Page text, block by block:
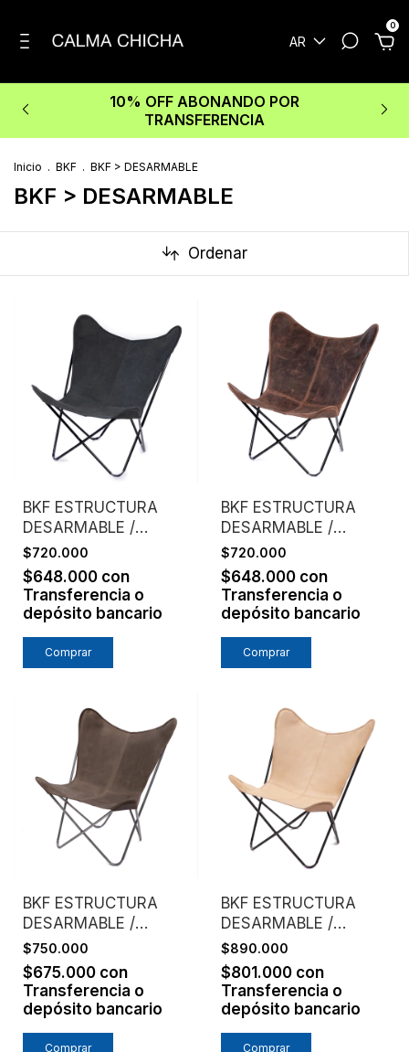
AR
0
10% OFF ABONANDO POR
TRANSFERENCIA
Inicio . BKF . BKF > DESARMABLE
BKF > DESARMABLE
Ordenar
BKF ESTRUCTURA
DESARMABLE /
ASIENTO CUERO
ENGRASADO /
NEGRO
$720.000
$648.000 con
Transferencia o
depósito bancario
BKF ESTRUCTURA
DESARMABLE /
ASIENTO CUERO
ENGRASADO /
CHOCOLATE
$720.000
$648.000 con
Transferencia o
depósito bancario
BKF ESTRUCTURA
DESARMABLE /
ASIENTO CUERO
ENGRASADO /
HABANO
$750.000
$675.000 con
Transferencia o
depósito bancario
BKF ESTRUCTURA
DESARMABLE /
ASIENTO CUERO
SUELA / NATURAL
$890.000
$801.000 con
Transferencia o
depósito bancario